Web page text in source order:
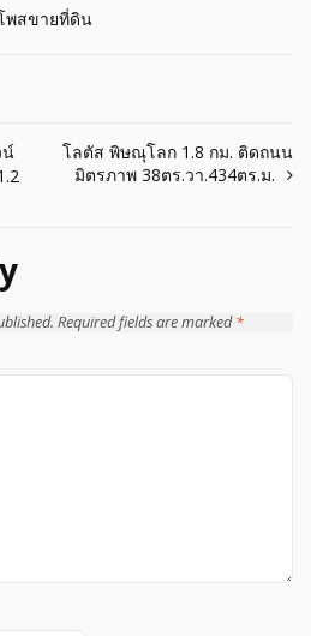
พสขายที่ดิน
น์
โลตัส พิษณุโลก 1.8 กม. ติดถนน
มิตรภาพ 38ตร.วา.434ตร.ม.
Required fields are marked*